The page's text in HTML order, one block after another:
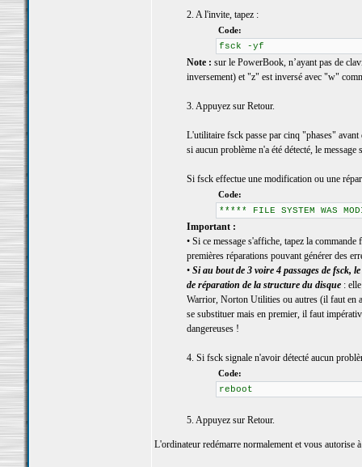
2. A l'invite, tapez :
Code:
fsck -yf
Note : sur le PowerBook, n’ayant pas de
inversement) et "z" est inversé avec "w"
3. Appuyez sur Retour.
L'utilitaire fsck passe par cinq "phases"
si aucun problème n'a été détecté, le
Si fsck effectue une modification ou une
Code:
***** FILE SYSTEM WAS
Important :
• Si ce message s'affiche, tapez la
premières réparations pouvant générer des
• Si au bout de 3 voire 4 passages de
de réparation de la structure du disque: elle
Warrior, Norton Utilities ou autres (il faut en
se substituer mais en premier, il faut
dangereuses !
4. Si fsck signale n'avoir détecté aucun
Code:
reboot
5. Appuyez sur Retour.
L'ordinateur redémarre normalement et vous autorise